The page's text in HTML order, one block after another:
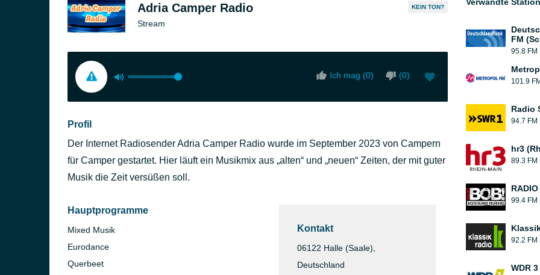
Adria Camper Radio
Stream
KEIN TON?
Ich mag (0) (0)
Profil
Der Internet Radiosender Adria Camper Radio wurde im September 2023 von Campern
für Camper gestartet. Hier läuft ein Musikmix aus „alten“ und „neuen“ Zeiten, der mit guter
Musik die Zeit versüßen soll.
Hauptprogramme
Mixed Musik
Eurodance
Querbeet
Kontakt
06122 Halle (Saale),
Deutschland
FM
95.8 FM
101.9 FM
Radio
94.7 FM
hr3
89.3 FM
99.4 FM
92.2 FM
WDR 3